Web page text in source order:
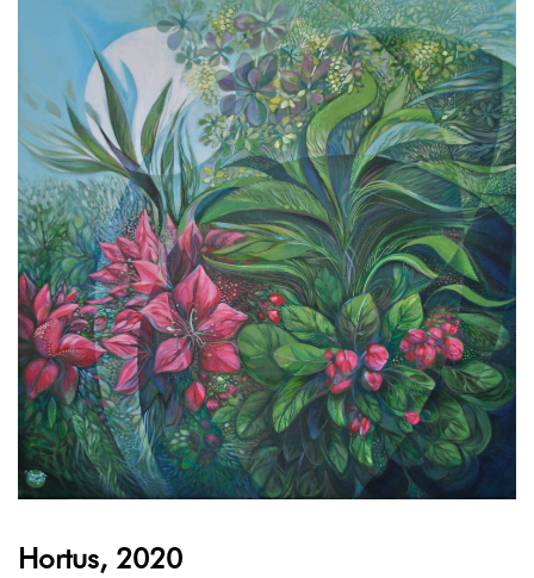
Hortus, 2020